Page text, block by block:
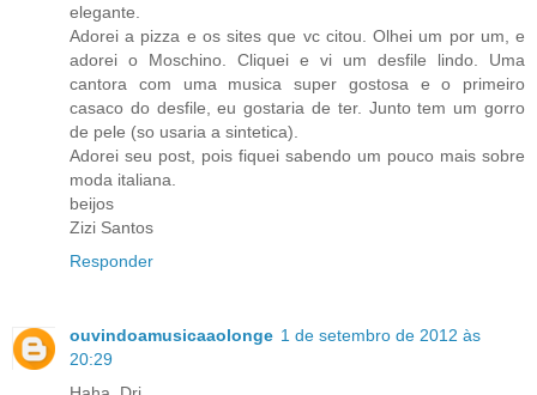
elegante.
Adorei a pizza e os sites que vc citou. Olhei um por um, e
adorei o Moschino. Cliquei e vi um desfile lindo. Uma
cantora com uma musica super gostosa e o primeiro
casaco do desfile, eu gostaria de ter. Junto tem um gorro
de pele (so usaria a sintetica).
Adorei seu post, pois fiquei sabendo um pouco mais sobre
moda italiana.
beijos
Zizi Santos
Responder
ouvindoamusicaaolonge 1 de setembro de 2012 às
20:29